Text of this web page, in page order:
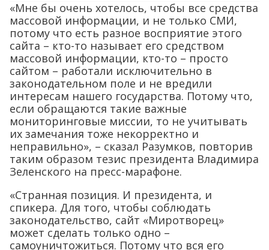
«Мне бы очень хотелось, чтобы все средства
массовой информации, и не только СМИ,
потому что есть разное восприятие этого
сайта – кто-то называет его средством
массовой информации, кто-то – просто
сайтом – работали исключительно в
законодательном поле и не вредили
интересам нашего государства. Потому что,
если обращаются такие важные
мониторинговые миссии, то не учитывать
их замечания тоже некорректно и
неправильно», – сказал Разумков, повторив
таким образом тезис президента Владимира
Зеленского на пресс-марафоне.
«Странная позиция. И президента, и
спикера. Для того, чтобы соблюдать
законодательство, сайт «Миротворец»
может сделать только одно –
самоуничтожиться. Потому что вся его